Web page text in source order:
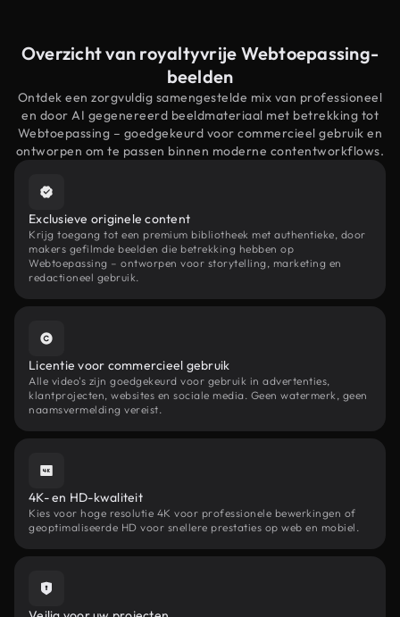
Overzicht van royaltyvrije Webtoepassing-
beelden
Ontdek een zorgvuldig samengestelde mix van professioneel
en door AI gegenereerd beeldmateriaal met betrekking tot
Webtoepassing – goedgekeurd voor commercieel gebruik en
ontworpen om te passen binnen moderne contentworkflows.
Exclusieve originele content
Krijg toegang tot een premium bibliotheek met authentieke, door
makers gefilmde beelden die betrekking hebben op
Webtoepassing – ontworpen voor storytelling, marketing en
redactioneel gebruik.
Licentie voor commercieel gebruik
Alle video's zijn goedgekeurd voor gebruik in advertenties,
klantprojecten, websites en sociale media. Geen watermerk, geen
naamsvermelding vereist.
4K- en HD-kwaliteit
Kies voor hoge resolutie 4K voor professionele bewerkingen of
geoptimaliseerde HD voor snellere prestaties op web en mobiel.